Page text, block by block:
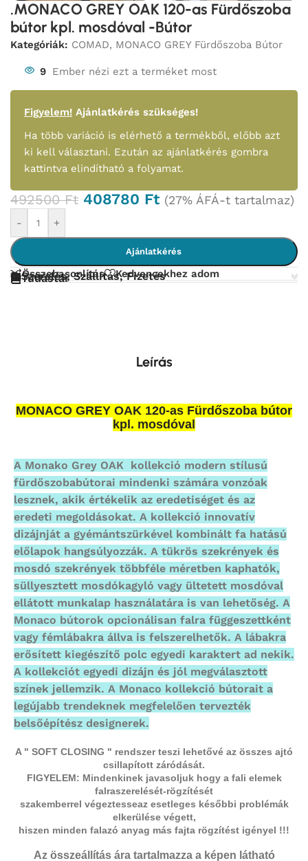
.MONACO GREY OAK 120-as Fürdőszoba
bútor kpl. mosdóval -Bútor
Kategóriák: COMAD, MONACO GREY Fürdőszoba Bútor
9 Ember nézi ezt a terméket most
Figyelem! Ajánlatkérés szükséges!
Ha több variáció is elérhető a termékből, előbb azt
ki kell választani. Ezután az ajánlatkérés gombra
kattintva elindítható a folyamat.
492500Ft 408780 Ft (27% ÁFÁ-t tartalmaz)
- +
Ajánlatkérés
Összehasonlítás Kedvencekhez adom
Szerelés, Szállítás, Fizetés
Tudástár
Leírás
MONACO GREY OAK 120-as Fürdőszoba bútor
kpl. mosdóval
A Monako Grey OAK kollekció modern stílusú
fürdőszobabútorai mindenki számára vonzóak
lesznek, akik értékelik az eredetiséget és az
eredeti megoldásokat. A kollekció innovatív
dizájnját a gyémántszürkével kombinált fa hatású
előlapok hangsúlyozzák. A tükrös szekrények és
mosdó szekrények többféle méretben kaphatók,
süllyesztett mosdókagyló vagy ültetett mosdóval
ellátott munkalap használatára is van lehetőség. A
Monaco bútorok opcionálisan falra függeszettként
vagy fémlábakra állva is felszerelhetők. A lábakra
erősített kiegészítő polc egyedi karaktert ad nekik.
A kollekciót egyedi dizájn és jól megválasztott
színek jellemzik. A Monaco kollekció bútorait a
legújabb trendeknek megfelelően tervezték
belsőépítész designerek.
A " SOFT CLOSING " rendszer teszi lehetővé az összes ajtó
csillapított záródását.
FIGYELEM: Mindenkinek javasoljuk hogy a fali elemek
falraszerelését-rögzítését
szakemberrel végeztesseaz esetleges későbbi problémák
elkerülése végett,
hiszen minden falazó anyag más fajta rögzítést igényel !!!
Az összeállítás ára tartalmazza a képen látható